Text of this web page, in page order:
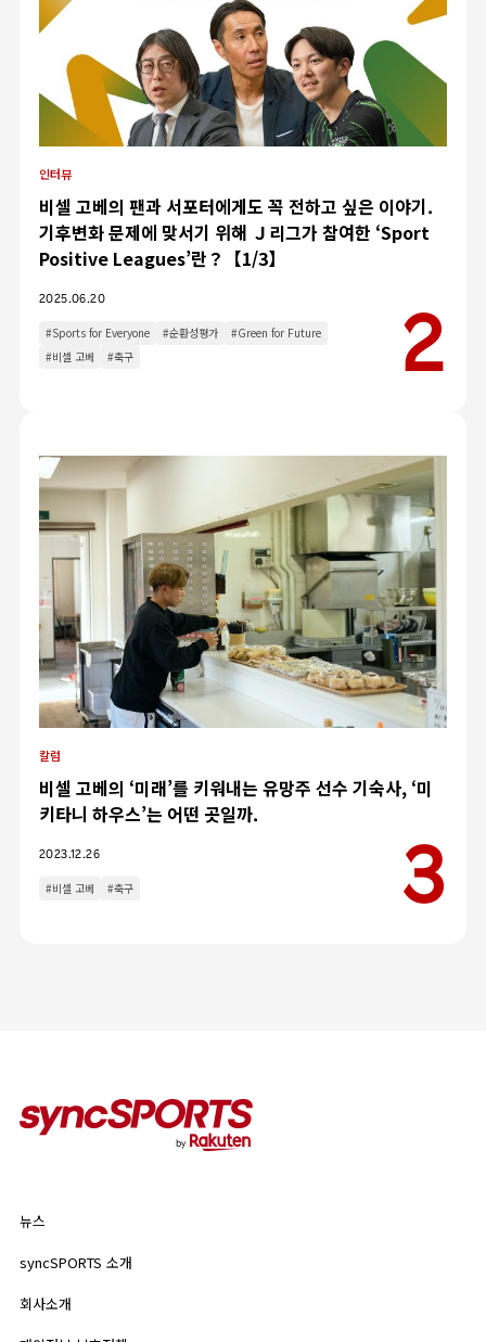
카테고리
인터뷰
기업 정보
개인정보 보호정책
이용약관
인터뷰
비셀 고베의 팬과 서포터에게도 꼭 전하고 싶은 이야기.
기후변화 문제에 맞서기 위해 Ｊ리그가 참여한 ‘Sport
Positive Leagues’란？【1/3】
2025.06.20
#Sports for Everyone #순환성평가
#Green for Future
#비셀 고베
#축구
칼럼
비셀 고베의 ‘미래’를 키워내는 유망주 선수 기숙사, ‘미
키타니 하우스’는 어떤 곳일까.
2023.12.26
#비셀 고베 #축구
뉴스
syncSPORTS 소개
회사소개